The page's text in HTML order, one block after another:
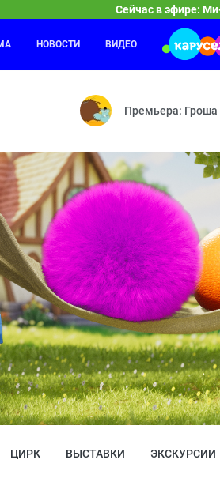
Сейчас в эфире:
С добрым
НОВОСТИ ВИДЕО
Премьера: Гроша
ЦИРК ВЫСТАВКИ ЭКСКУРСИИ